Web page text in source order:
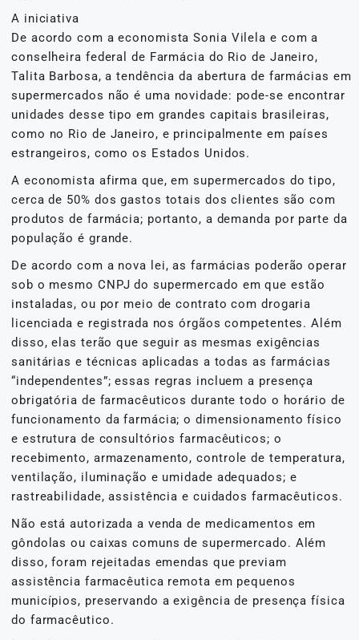
A iniciativa
De acordo com a economista Sonia Vilela e com a
conselheira federal de Farmácia do Rio de Janeiro,
Talita Barbosa, a tendência da abertura de farmácias em
supermercados não é uma novidade: pode-se encontrar
unidades desse tipo em grandes capitais brasileiras,
como no Rio de Janeiro, e principalmente em países
estrangeiros, como os Estados Unidos.
A economista afirma que, em supermercados do tipo,
cerca de 50% dos gastos totais dos clientes são com
produtos de farmácia; portanto, a demanda por parte da
população é grande.
De acordo com a nova lei, as farmácias poderão operar
sob o mesmo CNPJ do supermercado em que estão
instaladas, ou por meio de contrato com drogaria
licenciada e registrada nos órgãos competentes. Além
disso, elas terão que seguir as mesmas exigências
sanitárias e técnicas aplicadas a todas as farmácias
“independentes”; essas regras incluem a presença
obrigatória de farmacêuticos durante todo o horário de
funcionamento da farmácia; o dimensionamento físico
e estrutura de consultórios farmacêuticos; o
recebimento, armazenamento, controle de temperatura,
ventilação, iluminação e umidade adequados; e
rastreabilidade, assistência e cuidados farmacêuticos.
Não está autorizada a venda de medicamentos em
gôndolas ou caixas comuns de supermercado. Além
disso, foram rejeitadas emendas que previam
assistência farmacêutica remota em pequenos
municípios, preservando a exigência de presença física
do farmacêutico.